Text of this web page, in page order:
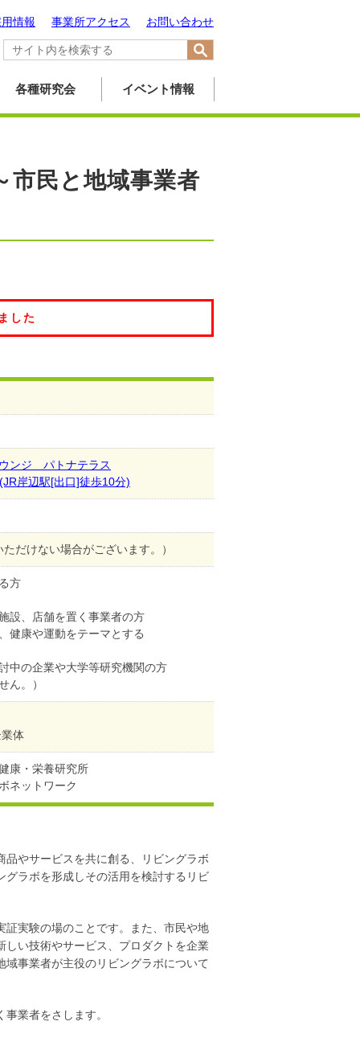
お問い合わせ
事業所アクセス
情報
各種研究会 イベント情報
市民と地域事業者
した
ンジ パトナテラス
岸辺駅[出口]徒歩10分)
だけない場合がございます。）
方
、店舗を置く事業者の方
康や運動をテーマとする
中の企業や大学等研究機関の方
。）
体
康・栄養研究所
ネットワーク
やサービスを共に創る、リビングラボ
ラボを形成しその活用を検討するリビ
実験の場のことです。また、市民や地
い技術やサービス、プロダクトを企業
事業者が主役のリビングラボについて
業者をさします。